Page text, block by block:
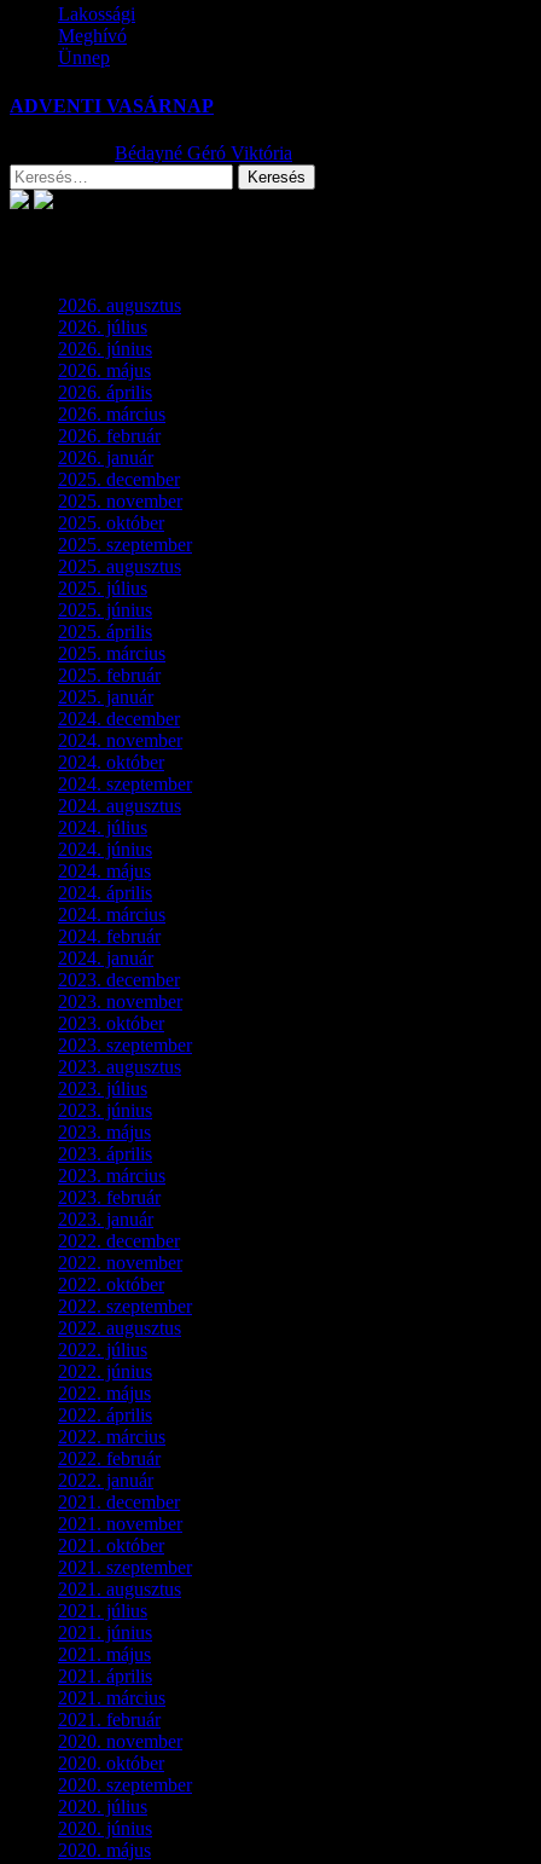
Lakossági
Meghívó
Ünnep
ADVENTI VASÁRNAP
Bédayné Géró Viktória
2026. augusztus
2026. július
2026. június
2026. május
2026. április
2026. március
2026. február(4)
2026. január(2)
2025. december(4)
2025. november(3)
2025. október(3)
2025. szeptember(5)
2025. augusztus
2025. július
2025. június
2025. április
2025. március
2025. február(7)
2025. január(3)
2024. december(3)
2024. november(7)
2024. október(6)
2024. szeptember(4)
2024. augusztus
2024. július
2024. június
2024. május
2024. április
2024. március
2024. február(9)
2024. január(3)
2023. december(1)
2023. november(1)
2023. október(5)
2023. szeptember(3)
2023. augusztus
2023. július
2023. június
2023. május
2023. április
2023. március
2023. február(4)
2023. január(1)
2022. december(2)
2022. november(4)
2022. október(8)
2022. szeptember(9)
2022. augusztus
2022. július
2022. június
2022. május
2022. április
2022. március
2022. február(4)
2022. január(3)
2021. december(2)
2021. november(5)
2021. október(8)
2021. szeptember(4)
2021. augusztus
2021. július
2021. június
2021. május
2021. április
2021. március
2021. február(4)
2020. november(4)
2020. október(4)
2020. szeptember(1)
2020. július
2020. június
2020. május